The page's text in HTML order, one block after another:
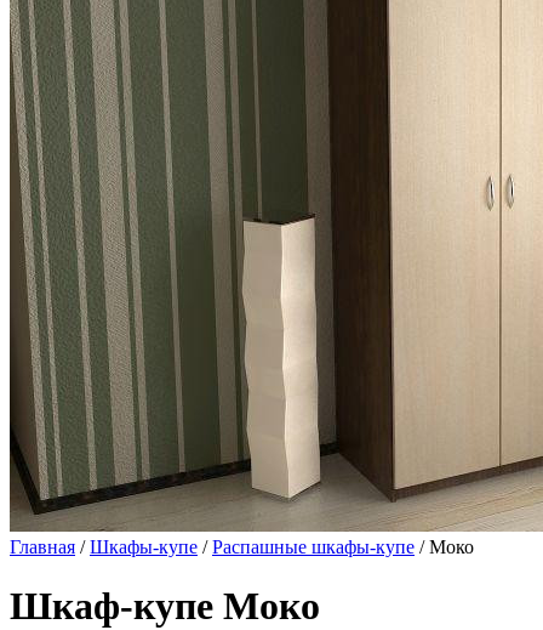
Главная /Шкафы-купе /Распашные шкафы-купе / Моко
Шкаф-купе Моко